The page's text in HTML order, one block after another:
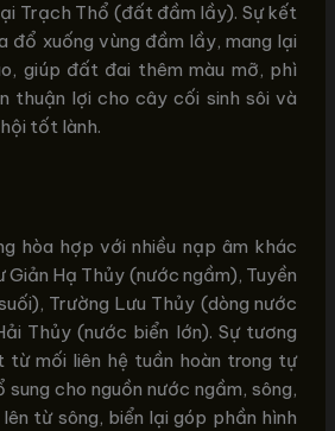
Trạch Thổ (đất đầm lầy). Sự kết
đổ xuống vùng đầm lầy, mang lại
giúp đất đai thêm màu mỡ, phì
thuận lợi cho cây cối sinh sôi và
tốt lành.
hòa hợp với nhiều nạp âm khác
Giản Hạ Thủy (nước ngầm), Tuyền
Trường Lưu Thủy (dòng nước
Thủy (nước biển lớn). Sự tương
từ mối liên hệ tuần hoàn trong tự
sung cho nguồn nước ngầm, sông,
từ sông, biển lại góp phần hình